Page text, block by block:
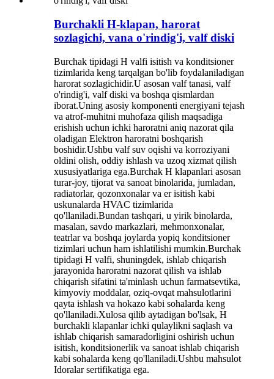
Burchakli H-klapan, harorat
sozlagichi, vana o'rindig'i, valf diski
Burchak tipidagi H valfi isitish va konditsioner
tizimlarida keng tarqalgan bo'lib foydalaniladigan
harorat sozlagichidir.U asosan valf tanasi, valf
o'rindig'i, valf diski va boshqa qismlardan
iborat.Uning asosiy komponenti energiyani tejash
va atrof-muhitni muhofaza qilish maqsadiga
erishish uchun ichki haroratni aniq nazorat qila
oladigan Elektron haroratni boshqarish
boshidir.Ushbu valf suv oqishi va korroziyani
oldini olish, oddiy ishlash va uzoq xizmat qilish
xususiyatlariga ega.Burchak H klapanlari asosan
turar-joy, tijorat va sanoat binolarida, jumladan,
radiatorlar, qozonxonalar va er isitish kabi
uskunalarda HVAC tizimlarida
qo'llaniladi.Bundan tashqari, u yirik binolarda,
masalan, savdo markazlari, mehmonxonalar,
teatrlar va boshqa joylarda yopiq konditsioner
tizimlari uchun ham ishlatilishi mumkin.Burchak
tipidagi H valfi, shuningdek, ishlab chiqarish
jarayonida haroratni nazorat qilish va ishlab
chiqarish sifatini ta'minlash uchun farmatsevtika,
kimyoviy moddalar, oziq-ovqat mahsulotlarini
qayta ishlash va hokazo kabi sohalarda keng
qo'llaniladi.Xulosa qilib aytadigan bo'lsak, H
burchakli klapanlar ichki qulaylikni saqlash va
ishlab chiqarish samaradorligini oshirish uchun
isitish, konditsionerlik va sanoat ishlab chiqarish
kabi sohalarda keng qo'llaniladi.Ushbu mahsulot
Idoralar sertifikatiga ega.